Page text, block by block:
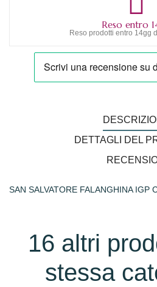
Reso entro
Reso prodotti entro 14gg
DETTAGLI DEL
SAN SALVATORE FALANGHINA IGP
16 altri
stessa